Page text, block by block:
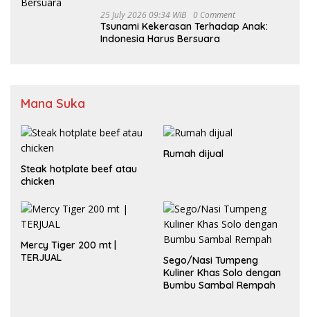
25 July 2026 09:34 WIB 0 Comment
Tsunami Kekerasan Terhadap Anak:
Indonesia Harus Bersuara
Mana Suka
Steak hotplate beef atau
chicken
Rumah dijual
Mercy Tiger 200 mt |
TERJUAL
Sego/Nasi Tumpeng
Kuliner Khas Solo dengan
Bumbu Sambal Rempah